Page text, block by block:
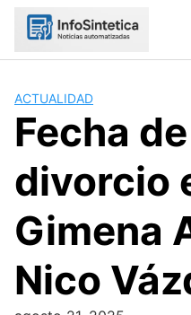
Skip
ACTUALIDAD
Fecha
divorcio
Gimena
Nico